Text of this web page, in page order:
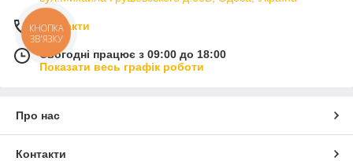
Контакти
Сьогодні працює з 09:00 до 18:00
Показати весь графік роботи
Про нас
Контакти
КНОПКА
ЗВ'ЯЗКУ